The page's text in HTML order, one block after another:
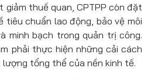
thuế quan, CPTPP còn đặt
tiêu chuẩn lao động, bảo vệ môi
minh bạch trong quản trị công.
phải thực hiện những cải cách
tổng thể của nền kinh tế.